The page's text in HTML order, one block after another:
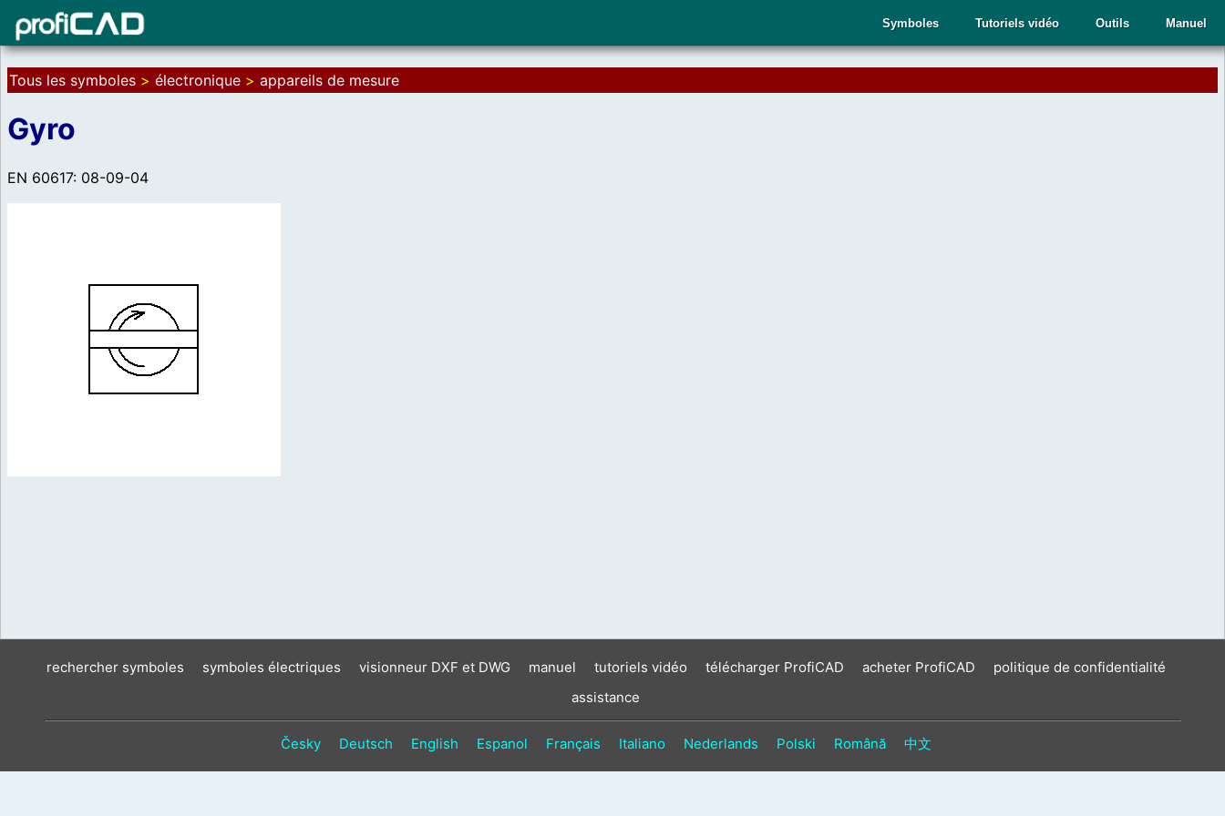
Manuel
Outils
Tutoriels vidéo
Symboles
Tous les symboles > électronique > appareils de mesure
Gyro
EN 60617: 08-09-04
rechercher symboles symboles électriques visionneur DXF et DWG manuel tutoriels vidéo télécharger ProfiCAD acheter ProfiCAD
politique de confidentialité
assistance
Česky Deutsch English Espanol Français Italiano Nederlands Polski Română 中文